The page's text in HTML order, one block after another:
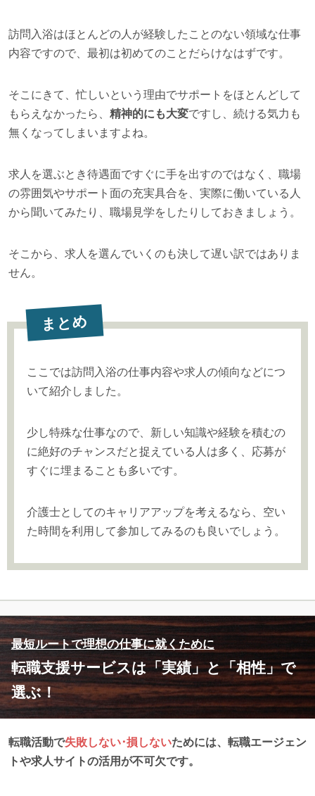
訪問入浴はほとんどの人が経験したことのない領域な仕事
内容ですので、最初は初めてのことだらけなはずです。
そこにきて、忙しいという理由でサポートをほとんどして
もらえなかったら、 精神的にも大変ですし、続ける気力も
無くなってしまいますよね。
求人を選ぶとき待遇面ですぐに手を出すのではなく、職場
の雰囲気やサポート面の充実具合を、実際に働いている人
から聞いてみたり、職場見学をしたりしておきましょう。
そこから、求人を選んでいくのも決して遅い訳ではありま
せん。
まとめ
ここでは訪問入浴の仕事内容や求人の傾向などにつ
いて紹介しました。
少し特殊な仕事なので、新しい知識や経験を積むの
に絶好のチャンスだと捉えている人は多く、応募が
すぐに埋まることも多いです。
介護士としてのキャリアアップを考えるなら、空い
た時間を利用して参加してみるのも良いでしょう。
最短ルートで理想の仕事に就くために
転職支援サービスは「実績」と「相性」で
選ぶ！
転職活動で失敗しない･損しないためには、転職エージェン
トや求人サイトの活用が不可欠です。